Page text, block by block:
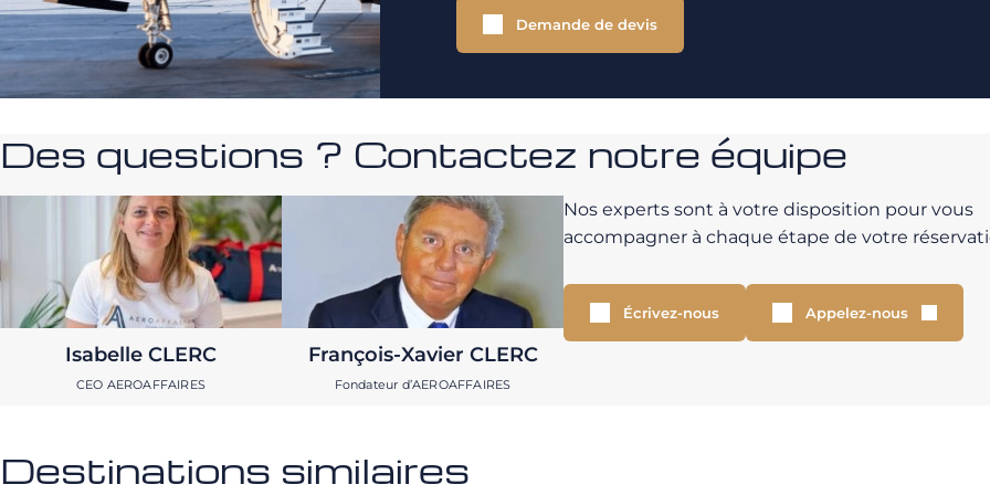
Demande de devis
Des questions ? Contactez notre équipe
Isabelle CLERC
CEO AEROAFFAIRES
François-Xavier CLERC
Fondateur d’AEROAFFAIRES
Nos experts sont à votre disposition pour vous
accompagner à chaque étape de votre
Écrivez-nous Appelez-nous
Destinations similaires